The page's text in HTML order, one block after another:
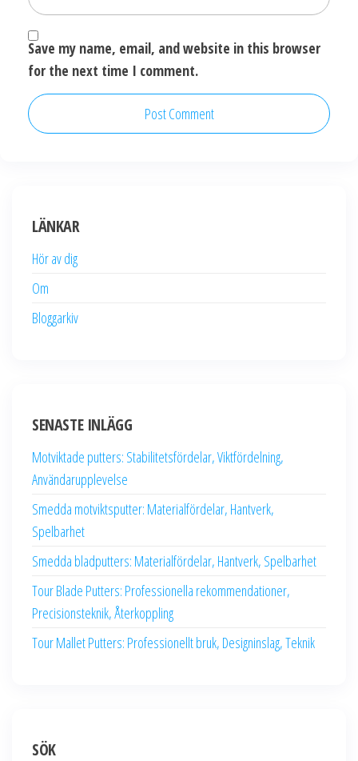
Save my name, email, and website in this browser
for the next time I comment.
LÄNKAR
Hör av dig
Om
Bloggarkiv
SENASTE INLÄGG
Motviktade putters: Stabilitetsfördelar, Viktfördelning,
Användarupplevelse
Smedda motviktsputter: Materialfördelar, Hantverk,
Spelbarhet
Smedda bladputters: Materialfördelar, Hantverk, Spelbarhet
Tour Blade Putters: Professionella rekommendationer,
Precisionsteknik, Återkoppling
Tour Mallet Putters: Professionellt bruk, Designinslag, Teknik
SÖK